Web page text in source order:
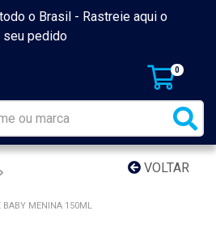
o Brasil - Rastreie aqui o
seu pedido
0
VOLTAR
MENINA 150ML